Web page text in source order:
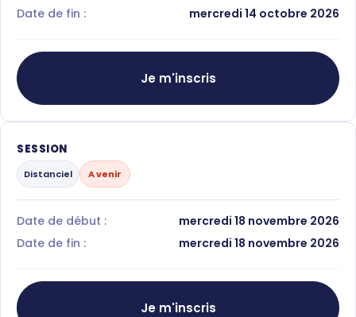
Date de fin : mercredi 14 octobre 2026
Je m'inscris
SESSION
Distanciel A venir
Date de début :
mercredi 18 novembre 2026
Date de fin :
mercredi 18 novembre 2026
Je m'inscris